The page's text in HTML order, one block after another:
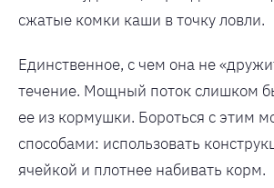
сжатые комки каши в точку ловли.
Единственное, с чем она не
течение. Мощный поток слишком
ее из кормушки. Бороться с этим
способами: использовать
ячейкой и плотнее набивать корм.